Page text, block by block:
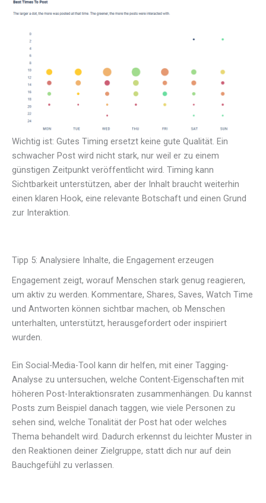
Wichtig ist: Gutes Timing ersetzt keine gute Qualität. Ein
schwacher Post wird nicht stark, nur weil er zu einem
günstigen Zeitpunkt veröffentlicht wird. Timing kann
Sichtbarkeit unterstützen, aber der Inhalt braucht weiterhin
einen klaren Hook, eine relevante Botschaft und einen Grund
zur Interaktion.
Tipp 5: Analysiere Inhalte, die Engagement erzeugen
Engagement zeigt, worauf Menschen stark genug reagieren,
um aktiv zu werden. Kommentare, Shares, Saves, Watch Time
und Antworten können sichtbar machen, ob Menschen
unterhalten, unterstützt, herausgefordert oder inspiriert
wurden.
Ein Social-Media-Tool kann dir helfen, mit einer Tagging-
Analyse zu untersuchen, welche Content-Eigenschaften mit
höheren Post-Interaktionsraten zusammenhängen. Du kannst
Posts zum Beispiel danach taggen, wie viele Personen zu
sehen sind, welche Tonalität der Post hat oder welches
Thema behandelt wird. Dadurch erkennst du leichter Muster in
den Reaktionen deiner Zielgruppe, statt dich nur auf dein
Bauchgefühl zu verlassen.